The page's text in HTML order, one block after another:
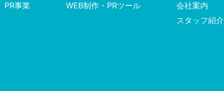
PR事業 WEB制作・PRツール
会社案内
スタッフ紹介